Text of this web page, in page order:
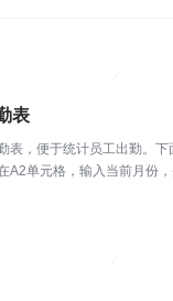
表
，便于统计员工出勤。
A2单元格，输入当前月份